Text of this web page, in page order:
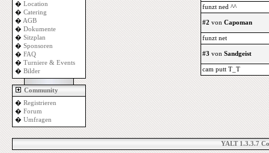
� Location
� Catering
� AGB
� Dokumente
� Sitzplan
� Sponsoren
� FAQ
� Turniere & Events
� Bilder
Community
� Registrieren
� Forum
� Umfragen
funzt ned ^^
#2 von Capoman
funzt net
#3 von Sandgeist
cam putt T_T
YALT 1.3.3.7